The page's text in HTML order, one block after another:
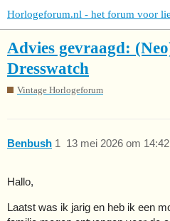
Horlogeforum.nl - het forum voor
Advies gevraagd:
Dresswatch
Vintage Horlogeforum
Benbush 13 mei 2026 om 14:42
1
Hallo,
Laatst was ik jarig en heb ik een